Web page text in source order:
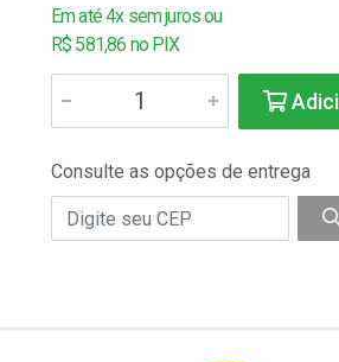
Em até 4x sem juros ou
R$ 581,86 no PIX
Consulte as opções de entrega